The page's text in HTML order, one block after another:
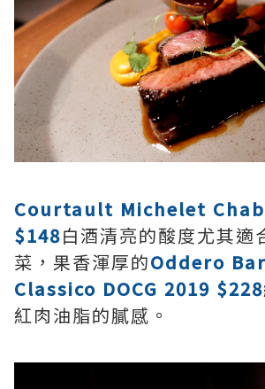
Courtault Michelet
$148白酒清亮的酸度尤其適
菜，果香渾厚的Oddero
Classico DOCG 2019 $228
紅肉油脂的膩感。